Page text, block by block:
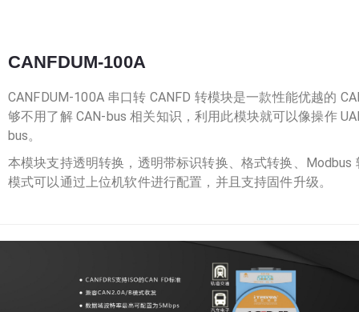
CANFDUM-100A
CANFDUM-100A 串口转 CANFD 转模块是一款性能优越的
够不用了解 CAN-bus 相关知识，利用此模块就可以像操作
bus。
本模块支持透明转换，透明带标识转换、格式转换、Modbus
模式可以通过上位机软件进行配置，并且支持固件升级。